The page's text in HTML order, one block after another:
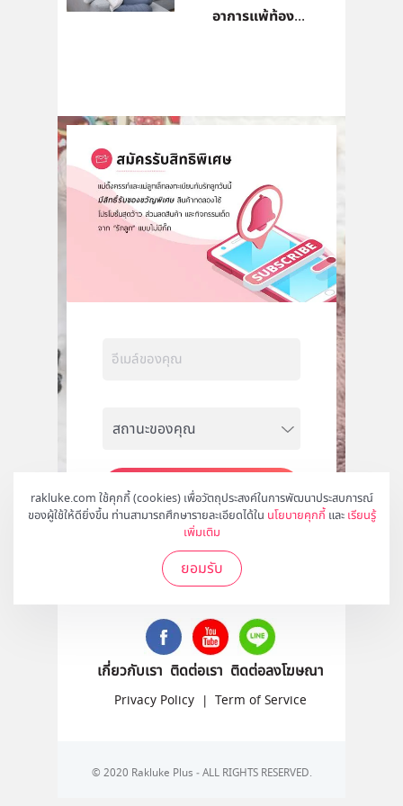
rakluke.com ใช้คุกกี้ (cookies) เพื่อวัตถุประสงค์ในการพัฒนาประสบการณ์
ของผู้ใช้ให้ดียิ่งขึ้น ท่านสามารถศึกษารายละเอียดได้ใน นโยบายคุกกี้ และ เรียนรู้
เพิ่มเติม
ยอมรับ
อาการแพ้ท้อง...
สมัคร
ติดตามเราได้ที่
เกี่ยวกับเรา ติดต่อเรา ติดต่อลงโฆษณา
Privacy Policy | Term of Service
© 2020 Rakluke Plus - ALL RIGHTS RESERVED.